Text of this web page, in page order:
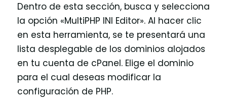
Dentro de esta sección, busca y selecciona
la opción «MultiPHP INI Editor». Al hacer clic
en esta herramienta, se te presentará una
lista desplegable de los dominios alojados
en tu cuenta de cPanel. Elige el dominio
para el cual deseas modificar la
configuración de PHP.